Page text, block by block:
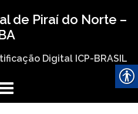
de Piraí do Norte –
Digital ICP-BRASIL